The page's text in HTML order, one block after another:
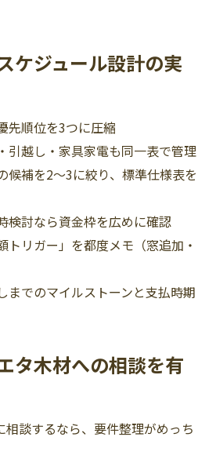
ケジュール設計の実
先順位を3つに圧縮
越し・家具家電も同一表で管理
候補を2〜3に絞り、標準仕様表を
討なら資金枠を広めに確認
トリガー」を都度メモ（窓追加・
でのマイルストーンと支払時期
タ木材への相談を有
相談するなら、要件整理がめっち